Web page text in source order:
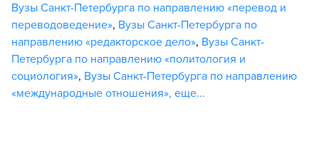
Вузы Санкт-Петербурга по направлению «перевод и
переводоведение», Вузы Санкт-Петербурга по
направлению «редакторское дело», Вузы Санкт-
Петербурга по направлению «политология и
социология», Вузы Санкт-Петербурга по направлению
«международные отношения», еще...